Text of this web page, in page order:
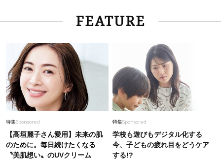
Fashion 2026.6.18
肌のくすみを一瞬でリセット！大人に品よく馴染
Lifestyle
【特別カット集】上戸彩さん 本当に3児の母!?
その透明感にスタッフも思わず感嘆…
「暑い日も好印象でいたい！」40代のための
【きちんと見えトップス】5選〈通勤・学校行事
に〉
FEATURE
特集Sponsored
【高垣麗子さん愛用】未来の肌
のために。毎日続けたくなる
〝美肌想い〟のUVクリーム
特集Sponsored
学校も遊びもデジタル化する
今、子どもの疲れ目をどうケア
する!?